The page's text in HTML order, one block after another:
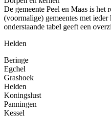
De gemeente Peel en Maas is het
(voormalige) gemeentes met
onderstaande tabel geeft een
Helden
Beringe
Egchel
Grashoek
Helden
Koningslust
Panningen
Kessel